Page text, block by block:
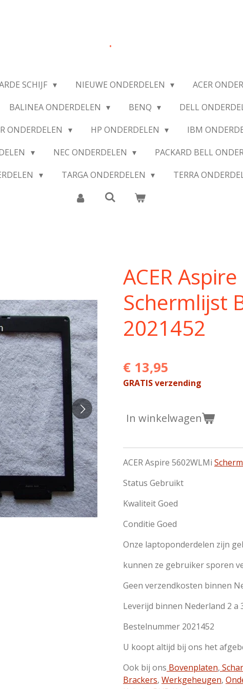
.
SCHIJF NIEUWE ONDERDELEN ACER
BALINEA ONDERDELEN BENQ DELL
ONDERDELEN HP ONDERDELEN IBM
NEC ONDERDELEN PACKARD BELL
TARGA ONDERDELEN TERRA
ACER
Schermlijst
2021452
€ 13,95
GRATIS verzending
In winkelwagen
ACER Aspire 5602WLMi
Status Gebruikt
Kwaliteit Goed
Conditie Goed
Onze laptoponderdelen zijn
kunnen ze gebruiker sporen
Geen verzendkosten binnen
Leverijd binnen Nederland 2 a
Bestelnummer 2021452
U koopt altijd bij ons het
Ook bij ons Bovenplaten,
Brackers, Werkgeheugen,